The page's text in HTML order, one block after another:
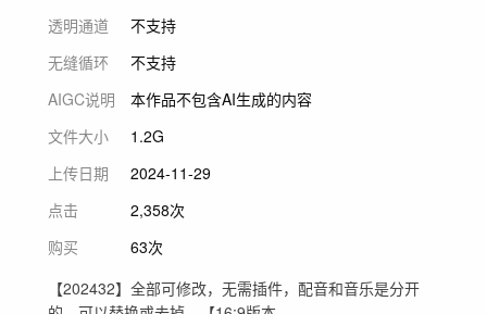
透明通道
不支持
无缝循环
不支持
AIGC说明
本作品不包含AI生成的内容
文件大小
1.2G
上传日期
2024-11-29
点击
2,358次
购买
63次
【202432】全部可修改，无需插件，配音和音乐是分开